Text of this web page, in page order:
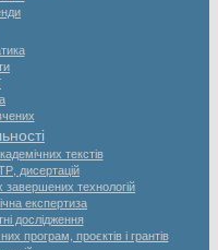
текстів
дисертацій
завершених технологій
експертиза
дослідження
програм, проєктів і грантів